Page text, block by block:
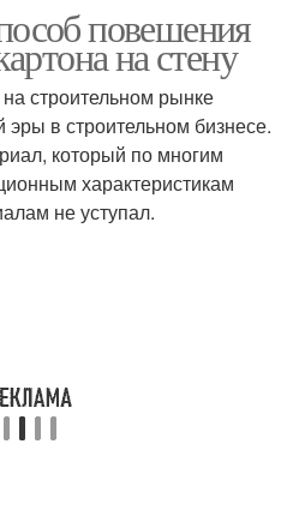
Крепления к стене
Крепление для полок
повешения
на стену
строительном рынке
в строительном бизнесе.
который по многим
характеристикам
не уступал.